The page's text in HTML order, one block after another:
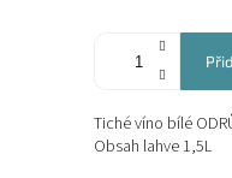
Tiché víno bílé
Obsah lahve 1,5L